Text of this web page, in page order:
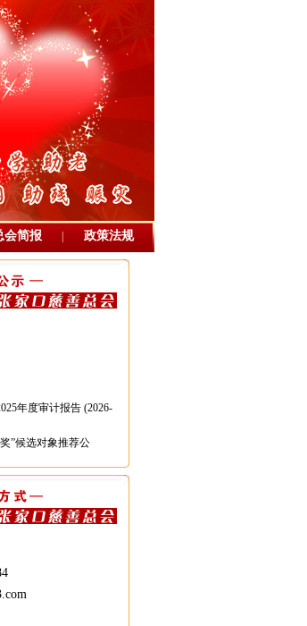
会简报 政策法规
年度审计报告 (2026-
”候选对象推荐公
年度审计报告(2025-
告(2024-04-02)
年度审计报告(2024-
03)
爱心企业候选对象推荐公